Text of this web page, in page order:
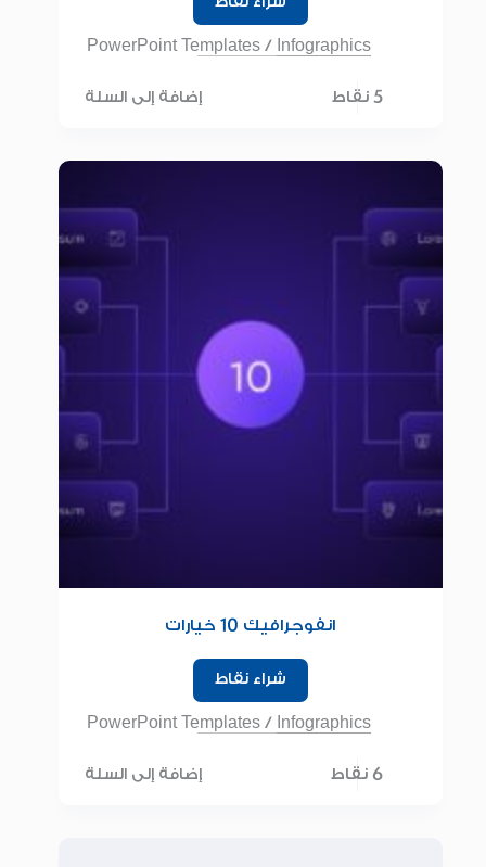
PowerPoint Templates/ Infographics
5 نقاط إضافة إلى السلة
انفوجرافيك 10 خيارات
شراء نقاط
PowerPoint Templates/ Infographics
6 نقاط إضافة إلى السلة